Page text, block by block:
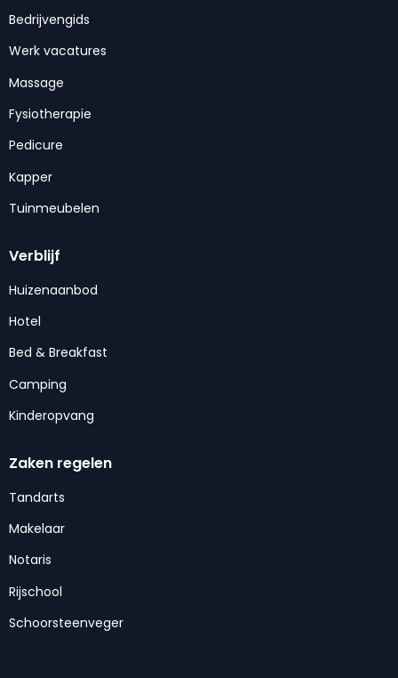
Bedrijvengids
Werk vacatures
Massage
Fysiotherapie
Pedicure
Kapper
Tuinmeubelen
Verblijf
Huizenaanbod
Hotel
Bed & Breakfast
Camping
Kinderopvang
Zaken regelen
Tandarts
Makelaar
Notaris
Rijschool
Schoorsteenveger